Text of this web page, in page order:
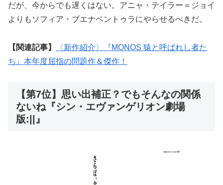
だが、今からでも遅くはない。アニャ・テイラー＝ジョイ
よりもソフィア・ブエナベントゥラにやらせるべきだ。
【関連記事】
〈新作紹介〉『MONOS 猿と呼ばれし者た
ち』本年度屈指の問題作＆傑作！
【第7位】思い出補正？でもそんなの関係
ないね『シン・エヴァンゲリオン劇場
版:||』